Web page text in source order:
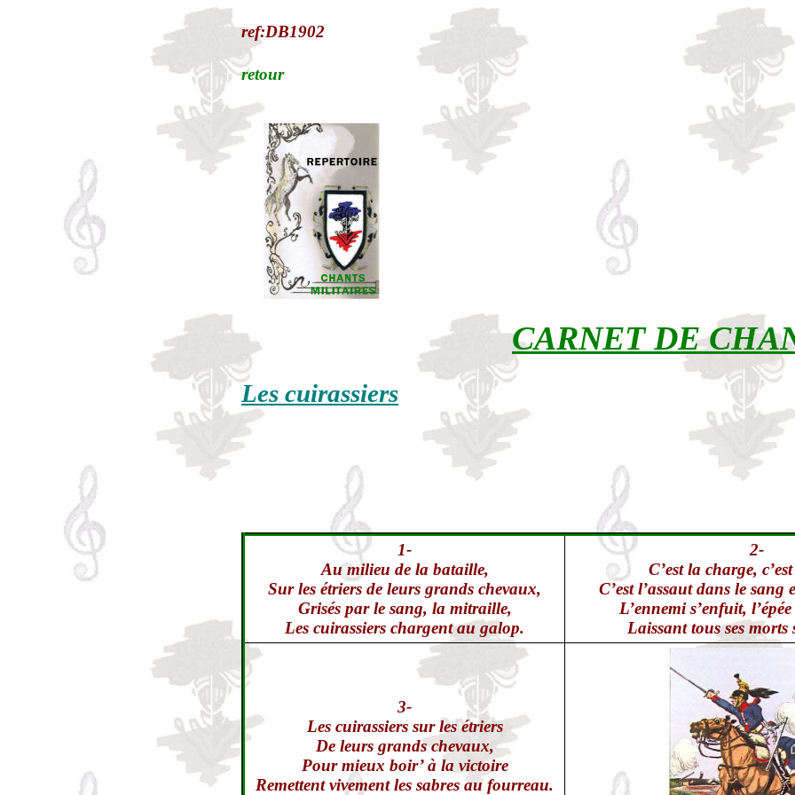
ref:DB1902
retour
CARNET DE
Les cuirassiers
1-
Au milieu de la bataille,
Sur les étriers de leurs grands chevaux,
Grisés par le sang, la mitraille,
Les cuirassiers chargent au galop.
2-
C’est la charge,
C’est l’assaut dans le sang
L’ennemi s’enfuit,
Laissant tous ses
3-
Les cuirassiers sur les étriers
De leurs grands chevaux,
Pour mieux boir’ à la victoire
Remettent vivement les sabres au fourreau.